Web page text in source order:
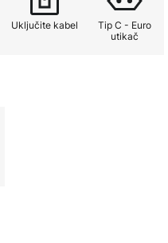
Uključite kabel
Tip C - Euro
utikač